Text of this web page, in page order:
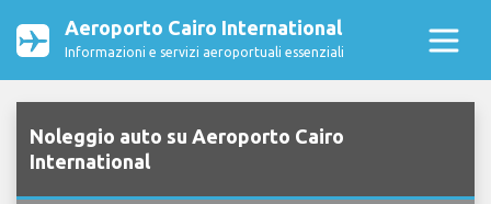
Aeroporto Cairo International
Informazioni e servizi aeroportuali essenziali
Noleggio auto su Aeroporto Cairo
International